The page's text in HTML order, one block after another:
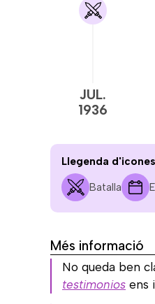
JUL.
1936
Llegenda d'icones
Batalla
Més informació
No queda ben
testimonios ens